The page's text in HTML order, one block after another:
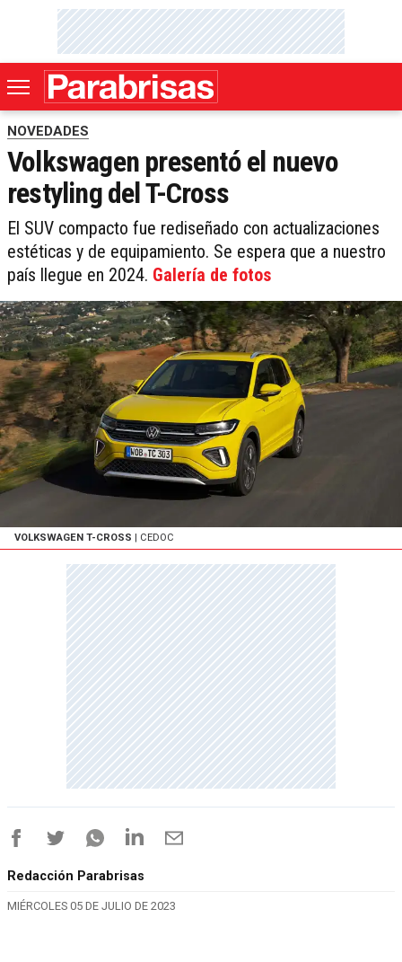
NOVEDADES
Volkswagen presentó el nuevo
restyling del T-Cross
El SUV compacto fue rediseñado con actualizaciones
estéticas y de equipamiento. Se espera que a nuestro
país llegue en 2024. Galería de fotos
VOLKSWAGEN T-CROSS | CEDOC
Redacción Parabrisas
MIÉRCOLES 05 DE JULIO DE 2023